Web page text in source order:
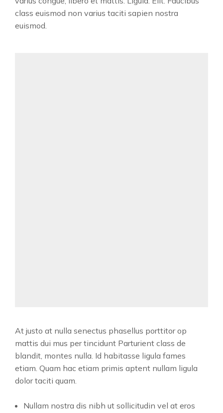
class euismod non varius taciti sapien nostra
euismod.
At justo at nulla senectus phasellus porttitor op
mattis dui mus per tincidunt Parturient class de
blandit, montes nulla. Id habitasse ligula fames
etiam. Quam hac etiam primis aptent nullam ligula
dolor taciti quam.
Nullam nostra dis nibh ut sollicitudin vel at eros